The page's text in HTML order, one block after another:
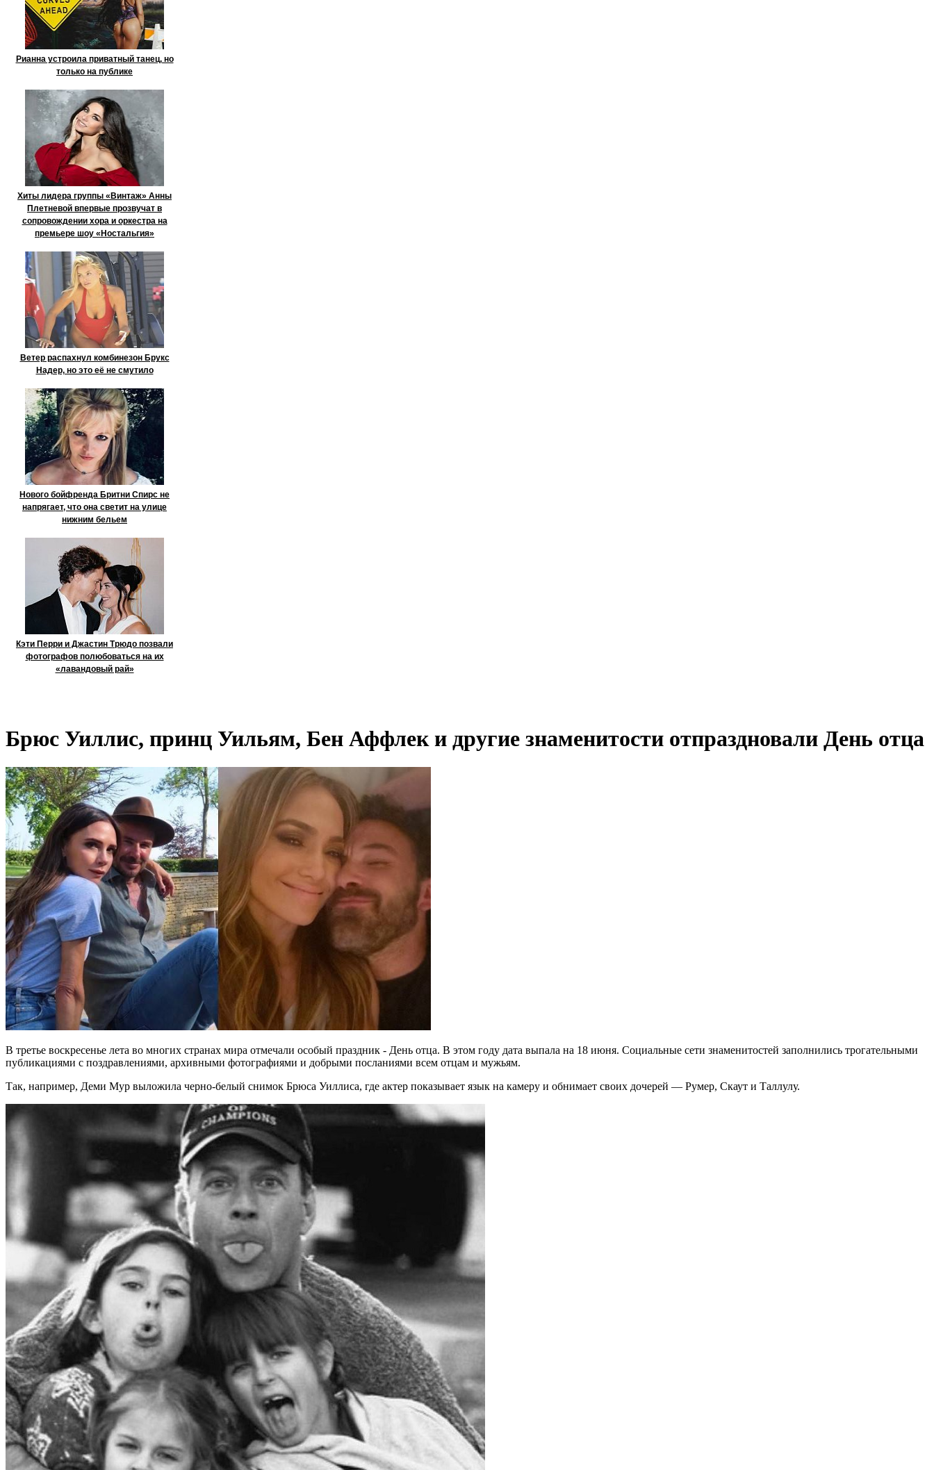
Рианна устроила приватный танец, но
только на публике
Хиты лидера группы «Винтаж» Анны
Плетневой впервые прозвучат в
сопровождении хора и оркестра на
премьере шоу «Ностальгия»
Ветер распахнул комбинезон Брукс
Надер, но это её не смутило
Нового бойфренда Бритни Спирс не
напрягает, что она светит на улице
нижним бельем
Кэти Перри и Джастин Трюдо позвали
фотографов полюбоваться на их
«лавандовый рай»
Брюс Уиллис, принц Уильям, Бен Аффлек и другие знаменитости отпраздновали День отца
В третье воскресенье лета во многих странах мира отмечали особый праздник - День отца. В этом году дата выпала на 18 июня. Социальные сети знаменитостей заполнились трогательными
публикациями с поздравлениями, архивными фотографиями и добрыми посланиями всем отцам и мужьям.
Так, например, Деми Мур выложила черно-белый снимок Брюса Уиллиса, где актер показывает язык на камеру и обнимает своих дочерей — Румер, Скаут и Таллулу.